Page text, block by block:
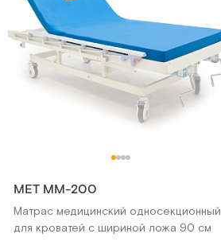
МЕТ ММ-200
Матрас медицинский односекционный
для кроватей с шириной ложа 90 см